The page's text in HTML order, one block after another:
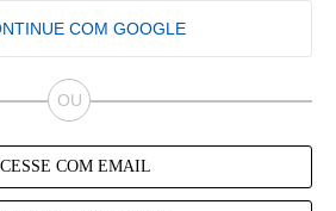
COM GOOGLE
COM EMAIL